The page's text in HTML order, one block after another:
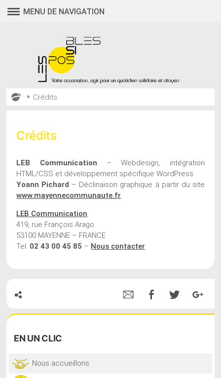
MENU DE NAVIGATION
• Crédits
Crédits
LEB Communication – Webdesign, intégration
HTML/CSS et développement spécifique WordPress
Yoann Pichard – Déclinaison graphique à partir du site
www.mayennecommunaute.fr
LEB Communication
419, rue François Arago
53100 MAYENNE – FRANCE
Tel. 02 43 00 45 85 – Nous contacter
EN UN CLIC
Nous accueillons